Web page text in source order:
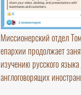
Миссионерский отдел
епархии продолжает
изучению русского
англоговорящих